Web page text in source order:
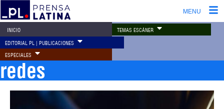
MENU
INICIO TEMAS ESCÁNER
EDITORIAL PL | PUBLICACIONES
ESPECIALES
redes